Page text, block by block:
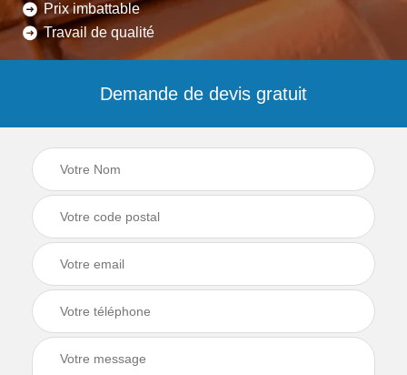
Prix imbattable
Travail de qualité
Demande de devis gratuit